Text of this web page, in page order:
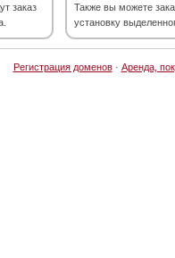
заказ
Также вы можете
установку
Регистрация доменов· Аренда,